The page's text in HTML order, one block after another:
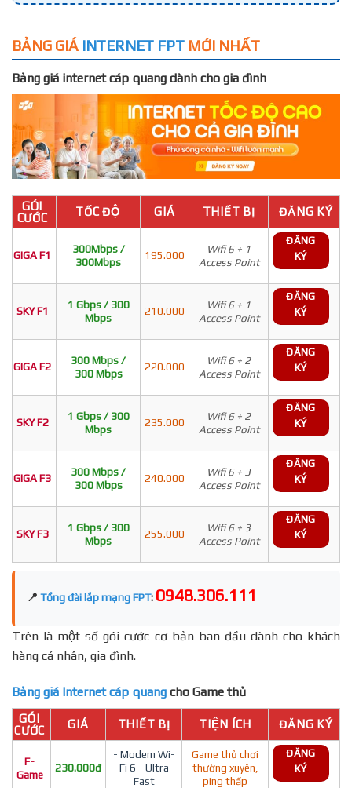
BẢNG GIÁ INTERNET FPT MỚI NHẤT
Bảng giá internet cáp quang dành cho gia đình
GÓI
CƯỚC
TỐC ĐỘ GIÁ THIẾT BỊ ĐĂNG KÝ
GIGA F1
300Mbps /
300Mbps
195.000
Wifi 6 + 1
Access Point
ĐĂNG
KÝ
SKY F1
1 Gbps / 300
Mbps
210.000
Wifi 6 + 1
Access Point
ĐĂNG
KÝ
GIGA F2
300 Mbps /
300 Mbps
220.000
Wifi 6 + 2
Access Point
ĐĂNG
KÝ
SKY F2
1 Gbps / 300
Mbps
235.000
Wifi 6 + 2
Access Point
ĐĂNG
KÝ
GIGA F3
300 Mbps /
300 Mbps
240.000
Wifi 6 + 3
Access Point
ĐĂNG
KÝ
SKY F3
1 Gbps / 300
Mbps
255.000
Wifi 6 + 3
Access Point
ĐĂNG
KÝ
📍 Tổng đài lắp mạng FPT: 0948.306.111
Trên là một số gói cước cơ bản ban đầu dành cho khách
hàng cá nhân, gia đình.
Bảng giá Internet cáp quang cho Game thủ
GÓI
CƯỚC
GIÁ THIẾT BỊ TIỆN ÍCH ĐĂNG KÝ
F-
Game
230.000đ
- Modem Wi-
Fi 6 - Ultra
Fast
Game thủ chơi
thường xuyên,
ping thấp
ĐĂNG
KÝ